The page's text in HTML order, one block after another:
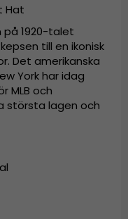
Hat
på 1920-talet
till en ikonisk
Det amerikanska
York har idag
MLB och
största lagen och